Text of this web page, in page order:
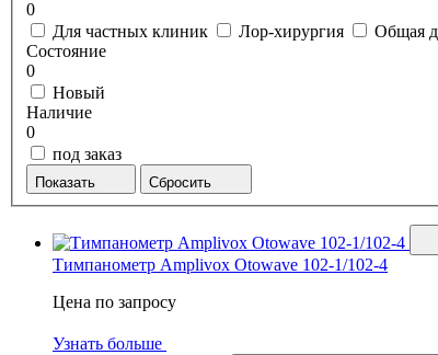
0
Для частных клиник
Лор-хирургия
Общая
Состояние
0
Новый
Наличие
0
под заказ
Показать Сбросить
Тимпанометр Amplivox Otowave 102-1/102-4
Цена по запросу
Узнать больше